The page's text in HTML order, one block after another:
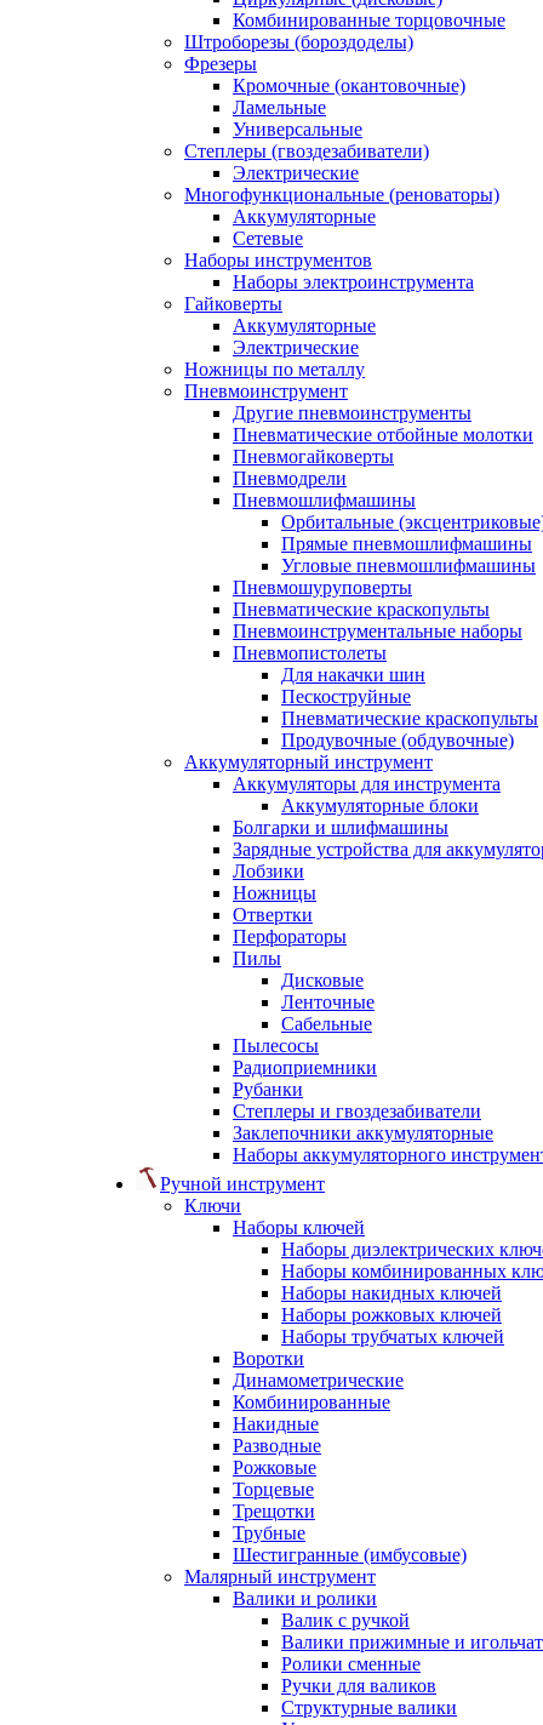
Комбинированные торцовочные
Штроборезы (бороздоделы)
Фрезеры
Кромочные (окантовочные)
Ламельные
Универсальные
Степлеры (гвоздезабиватели)
Электрические
Многофункциональные (реноваторы)
Аккумуляторные
Сетевые
Наборы инструментов
Наборы электроинструмента
Гайковерты
Аккумуляторные
Электрические
Ножницы по металлу
Пневмоинструмент
Другие пневмоинструменты
Пневматические отбойные молотки
Пневмогайковерты
Пневмодрели
Пневмошлифмашины
Орбитальные
Прямые пневмошлифмашины
Угловые пневмошлифмашины
Пневмошуруповерты
Пневматические краскопульты
Пневмоинструментальные наборы
Пневмопистолеты
Для накачки шин
Пескоструйные
Пневматические краскопульты
Продувочные (обдувочные)
Аккумуляторный инструмент
Аккумуляторы для инструмента
Аккумуляторные блоки
Болгарки и шлифмашины
Зарядные устройства для
Лобзики
Ножницы
Отвертки
Перфораторы
Пилы
Дисковые
Ленточные
Сабельные
Пылесосы
Радиоприемники
Рубанки
Степлеры и гвоздезабиватели
Заклепочники аккумуляторные
Наборы аккумуляторного
Ручной инструмент
Ключи
Наборы ключей
Наборы диэлектрических
Наборы комбинированных
Наборы накидных ключей
Наборы рожковых ключей
Наборы трубчатых ключей
Воротки
Динамометрические
Комбинированные
Накидные
Разводные
Рожковые
Торцевые
Трещотки
Трубные
Шестигранные (имбусовые)
Малярный инструмент
Валики и ролики
Валик с ручкой
Валики прижимные и
Ролики сменные
Ручки для валиков
Структурные валики